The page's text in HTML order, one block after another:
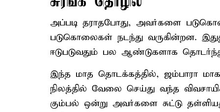
அப்படி தராதபோது, அவர்களை
படுகொலைகள் நடந்து வருகின்றன.
ஈடுபடுவதும் பல ஆண்டுகளாக தொடர்ந்து
இந்த மாத தொடக்கத்தில், ஜம்பாரா
நிலத்தில் வேலை செய்து வந்த
கும்பல் ஒன்று அவர்களை சுட்டு